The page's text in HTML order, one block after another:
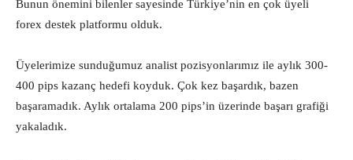
Bunun önemini bilenler sayesinde Türkiye’nin en çok üyeli
forex destek platformu olduk.
Üyelerimize sunduğumuz analist pozisyonlarımız ile aylık 300-
400 pips kazanç hedefi koyduk. Çok kez başardık, bazen
başaramadık. Aylık ortalama 200 pips’in üzerinde başarı grafiği
yakaladık.